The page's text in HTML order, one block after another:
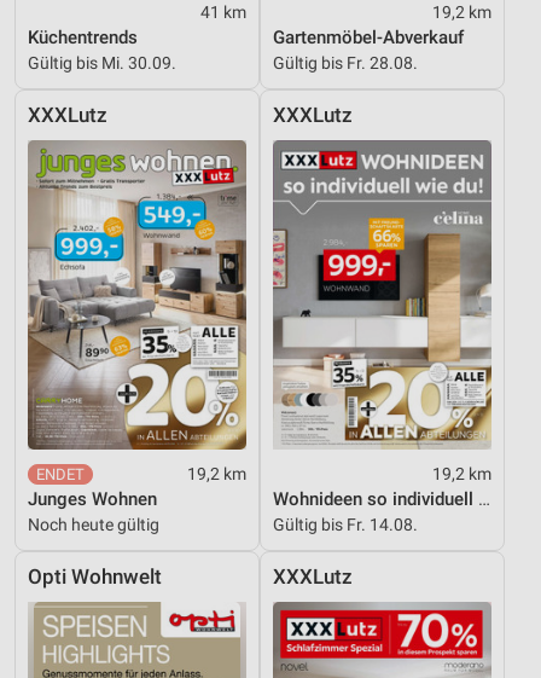
41 km
Küchentrends
Gültig bis Mi. 30.09.
19,2 km
Gartenmöbel-Abverkauf
Gültig bis Fr. 28.08.
XXXLutz
19,2 km
Junges Wohnen
Noch heute gültig
XXXLutz
19,2 km
Wohnideen so individuell wie du!
Gültig bis Fr. 14.08.
Opti Wohnwelt XXXLutz